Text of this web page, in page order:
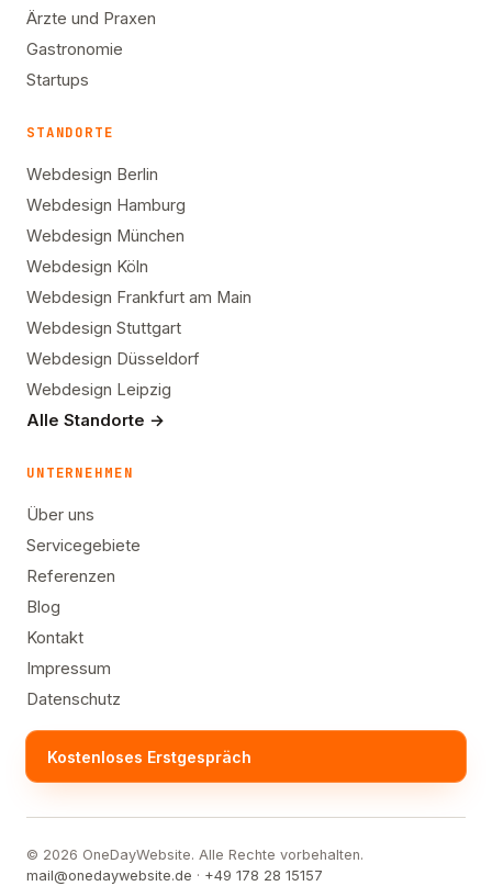
Ärzte und Praxen
Gastronomie
Startups
STANDORTE
Webdesign Berlin
Webdesign Hamburg
Webdesign München
Webdesign Köln
Webdesign Frankfurt am Main
Webdesign Stuttgart
Webdesign Düsseldorf
Webdesign Leipzig
Alle Standorte →
UNTERNEHMEN
Über uns
Servicegebiete
Referenzen
Blog
Kontakt
Impressum
Datenschutz
Kostenloses Erstgespräch
© 2026 OneDayWebsite. Alle Rechte vorbehalten.
mail@onedaywebsite.de · +49 178 28 15157